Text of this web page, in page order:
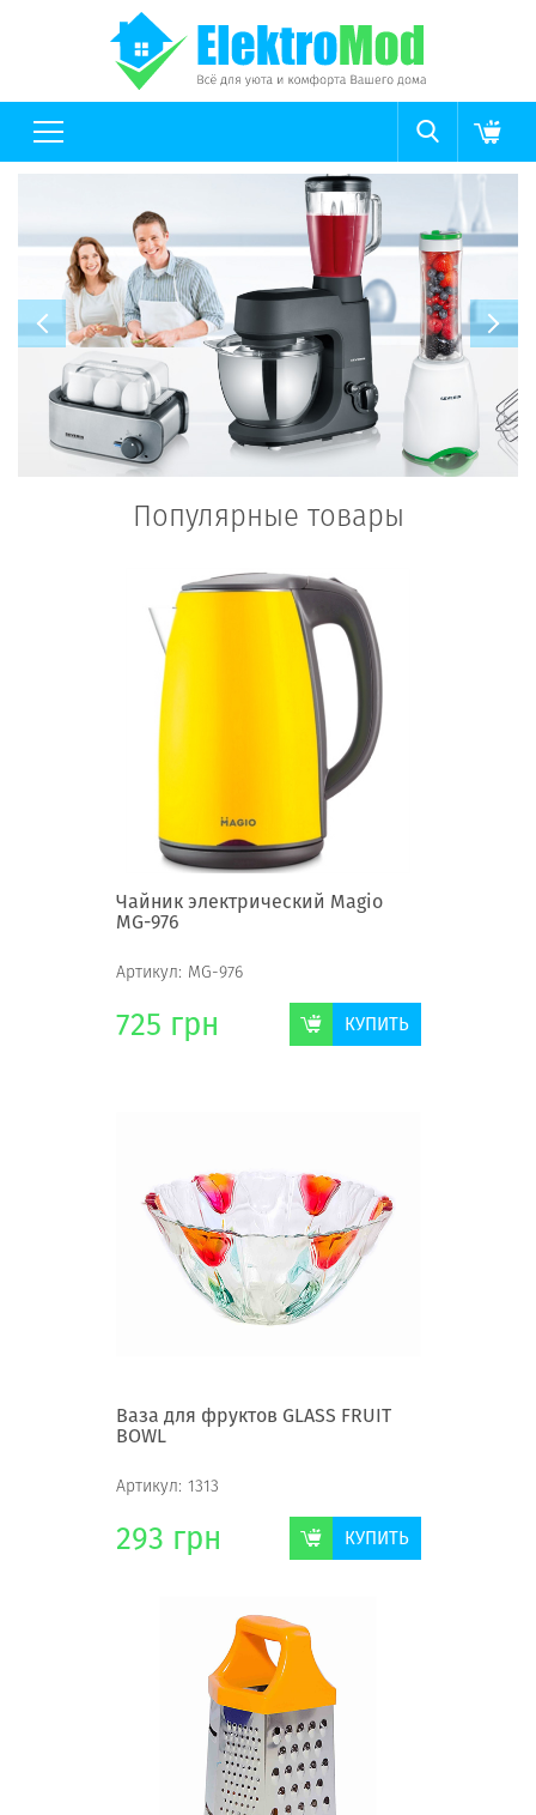
Популярные товары
Чайник электрический Magio
MG-976
Артикул: MG-976
725 грн КУПИТЬ
Ваза для фруктов GLASS FRUIT
BOWL
Артикул: 1313
293 грн КУПИТЬ